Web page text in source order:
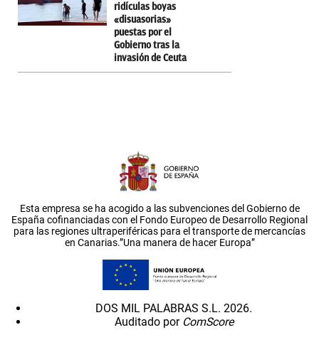
ridículas boyas
«disuasorias»
puestas por el
Gobierno tras la
invasión de Ceuta
Esta empresa se ha acogido a las subvenciones del Gobierno de
España cofinanciadas con el Fondo Europeo de Desarrollo Regional
para las regiones ultraperiféricas para el transporte de mercancías
en Canarias.”Una manera de hacer Europa”
DOS MIL PALABRAS S.L. 2026.
Auditado por ComScore